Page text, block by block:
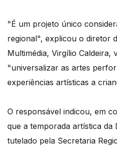
"É um projeto único
regional", explicou o diretor
Multimédia, Virgílio Caldeira,
"universalizar as artes
experiências artísticas a
O responsável indicou, em
que a temporada artística da
tutelado pela Secretaria